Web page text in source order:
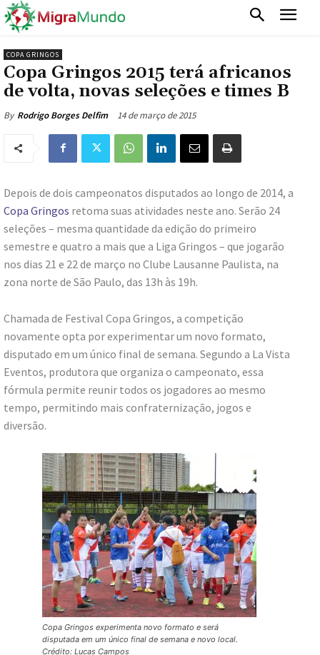
COPA GRINGOS
Copa Gringos 2015 terá africanos
de volta, novas seleções e times B
By Rodrigo Borges Delfim 14 de março de 2015
Depois de dois campeonatos disputados ao longo de 2014, a
Copa Gringos retoma suas atividades neste ano. Serão 24
seleções – mesma quantidade da edição do primeiro
semestre e quatro a mais que a Liga Gringos – que jogarão
nos dias 21 e 22 de março no Clube Lausanne Paulista, na
zona norte de São Paulo, das 13h às 19h.
Chamada de Festival Copa Gringos, a competição
novamente opta por experimentar um novo formato,
disputado em um único final de semana. Segundo a La Vista
Eventos, produtora que organiza o campeonato, essa
fórmula permite reunir todos os jogadores ao mesmo
tempo, permitindo mais confraternização, jogos e
diversão.
Copa Gringos experimenta novo formato e será
disputada em um único final de semana e novo local.
Crédito: Lucas Campos